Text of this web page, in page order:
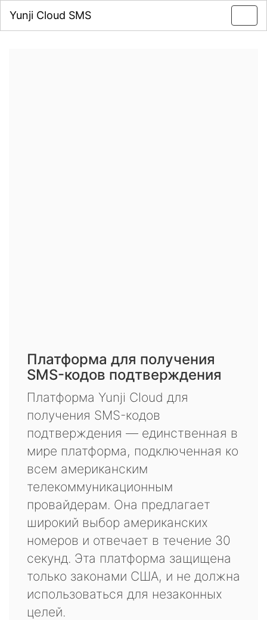
Yunji Cloud SMS
Платформа для получения
SMS-кодов подтверждения
Платформа Yunji Cloud для
получения SMS-кодов
подтверждения — единственная в
мире платформа, подключенная ко
всем американским
телекоммуникационным
провайдерам. Она предлагает
широкий выбор американских
номеров и отвечает в течение 30
секунд. Эта платформа защищена
только законами США, и не должна
использоваться для незаконных
целей.